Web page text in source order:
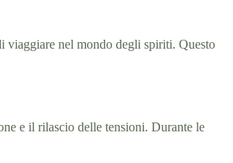
viaggiare nel mondo degli spiriti. Questo
e il rilascio delle tensioni. Durante le